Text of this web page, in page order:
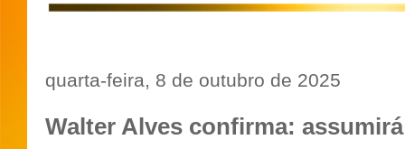
quarta-feira, 8 de outubro de 2025
Walter Alves confirma: